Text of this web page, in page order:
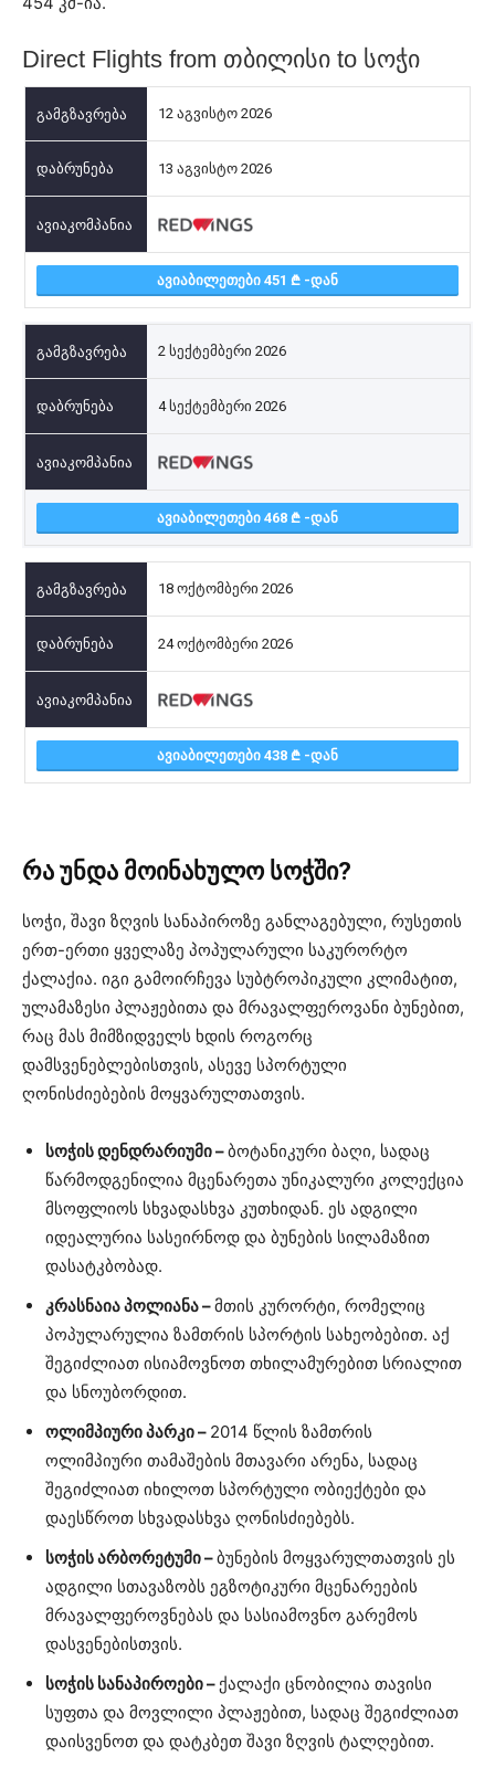
Direct Flights from თბილისი to სოჭი
12 აგვისტო 2026
13 აგვისტო 2026
ᲐᲕᲘᲐᲑᲘᲚᲔᲗᲔᲑᲘ 451 -ᲓᲐᲜ
2 სექტემბერი 2026
4 სექტემბერი 2026
ᲐᲕᲘᲐᲑᲘᲚᲔᲗᲔᲑᲘ 468 -ᲓᲐᲜ
18 ოქტომბერი 2026
24 ოქტომბერი 2026
ᲐᲕᲘᲐᲑᲘᲚᲔᲗᲔᲑᲘ 438 -ᲓᲐᲜ
რა უნდა მოინახულო სოჭში?
სოჭი, შავი ზღვის სანაპიროზე განლაგებული, რუსეთის
ერთ-ერთი ყველაზე პოპულარული საკურორტო
ქალაქია. იგი გამოირჩევა სუბტროპიკული კლიმატით,
ულამაზესი პლაჟებითა და მრავალფეროვანი ბუნებით,
რაც მას მიმზიდველს ხდის როგორც
დამსვენებლებისთვის, ასევე სპორტული
ღონისძიებების მოყვარულთათვის.
სოჭის დენდრარიუმი –ბოტანიკური ბაღი, სადაც
წარმოდგენილია მცენარეთა უნიკალური კოლექცია
მსოფლიოს სხვადასხვა კუთხიდან. ეს ადგილი
იდეალურია სასეირნოდ და ბუნების სილამაზით
დასატკბობად.
კრასნაია პოლიანა –მთის კურორტი, რომელიც
პოპულარულია ზამთრის სპორტის სახეობებით. აქ
შეგიძლიათ ისიამოვნოთ თხილამურებით სრიალით
და სნოუბორდით.
ოლიმპიური პარკი – 2014 წლის ზამთრის
ოლიმპიური თამაშების მთავარი არენა, სადაც
შეგიძლიათ იხილოთ სპორტული ობიექტები და
დაესწროთ სხვადასხვა ღონისძიებებს.
სოჭის არბორეტუმი –ბუნების მოყვარულთათვის ეს
ადგილი სთავაზობს ეგზოტიკური მცენარეების
მრავალფეროვნებას და სასიამოვნო გარემოს
დასვენებისთვის.
სოჭის სანაპიროები –ქალაქი ცნობილია თავისი
სუფთა და მოვლილი პლაჟებით, სადაც შეგიძლიათ
დაისვენოთ და დატკბეთ შავი ზღვის ტალღებით.